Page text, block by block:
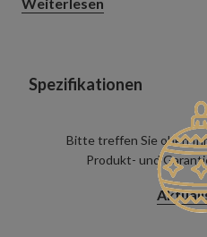
Spezifikationen
Bitte treffen Sie oben
Produkt- und